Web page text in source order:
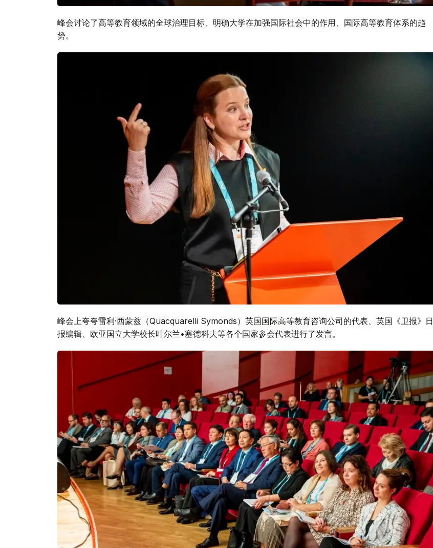
峰会讨论了高等教育领域的全球治理目标、明确大学在加强国际社会中的作用、国际高等教育体系的趋
势。
峰会上夸夸雷利·西蒙兹（Quacquarelli Symonds）英国国际高等教育咨询公司的代表、英国《卫报》日
报编辑、欧亚国立大学校长叶尔兰•塞德科夫等各个国家参会代表进行了发言。